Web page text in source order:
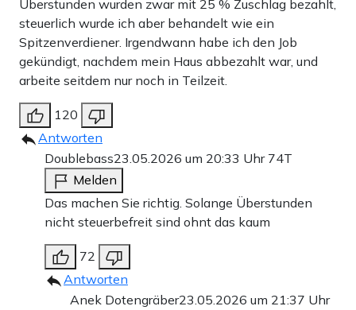
Überstunden wurden zwar mit 25 % Zuschlag bezahlt,
steuerlich wurde ich aber behandelt wie ein
Spitzenverdiener. Irgendwann habe ich den Job
gekündigt, nachdem mein Haus abbezahlt war, und
arbeite seitdem nur noch in Teilzeit.
120
Antworten
Doublebass23.05.2026 um 20:33 Uhr 74T
Melden
Das machen Sie richtig. Solange Überstunden
nicht steuerbefreit sind ohnt das kaum
72
Antworten
Anek Dotengräber23.05.2026 um 21:37 Uhr